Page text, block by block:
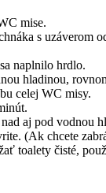
mise.
s uzáverom
naplnilo hrdlo.
hladinou,
celej WC misy.
aj pod vodnou
(Ak chcete
toalety čisté,